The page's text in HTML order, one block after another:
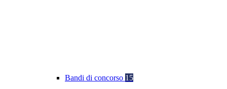
Bandi di concorso 15